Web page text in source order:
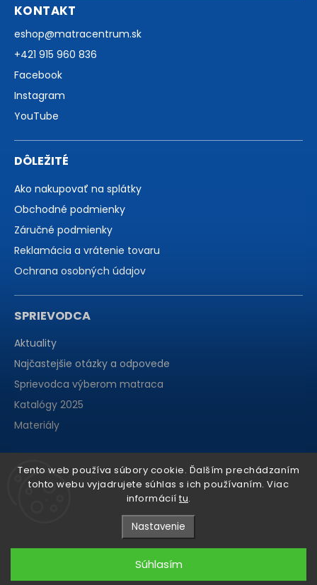
Tento web používa súbory cookie. Ďalším prechádzaním
tohto webu vyjadrujete súhlas s ich používaním. Viac
informácií tu.
Nastavenie
Súhlasím
KONTAKT
eshop@matracentrum.sk
+421 915 960 836
Facebook
Instagram
YouTube
DÔLEŽITÉ
Ako nakupovať na splátky
Obchodné podmienky
Záručné podmienky
Reklamácia a vrátenie tovaru
Ochrana osobných údajov
SPRIEVODCA
Aktuality
Najčastejšie otázky a odpovede
Sprievodca výberom matraca
Katalógy 2025
Materiály